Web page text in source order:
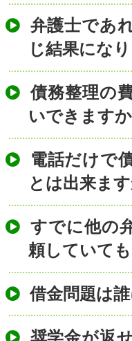
弁護士であ
じ結果にな
債務整理の
いできます
電話だけで
とは出来ま
すでに他の
頼していて
借金問題は